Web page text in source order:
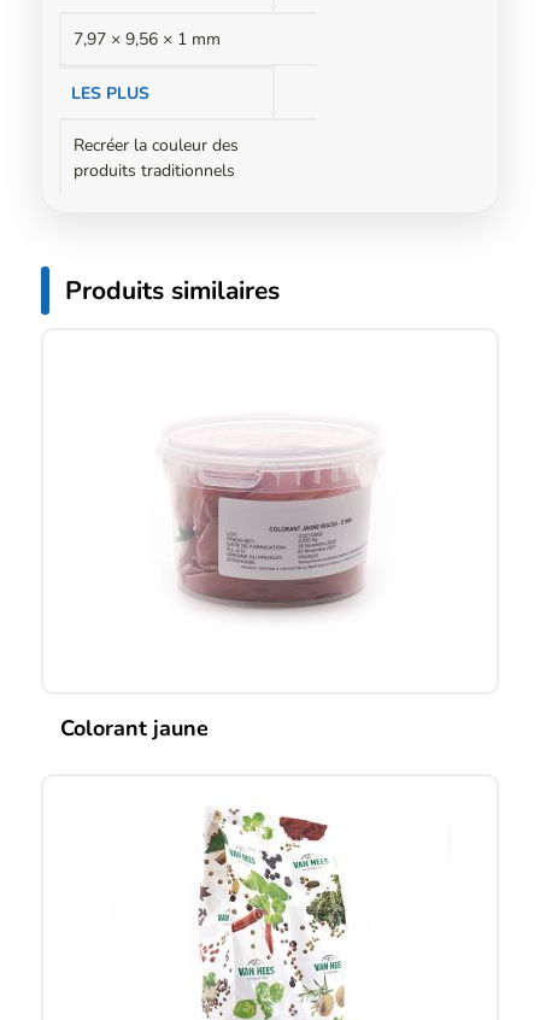
7,97 × 9,56 × 1 mm
LES PLUS
Recréer la couleur des
produits traditionnels
Produits similaires
Colorant jaune